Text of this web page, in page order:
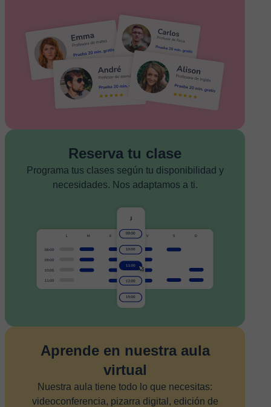
Reserva tu clase
Programa tus clases según tu disponibilidad y
necesidades. Nos adaptamos a ti.
Aprende en nuestra aula
virtual
Nuestra aula tiene todo lo que necesitas:
videoconferencia, pizarra digital, edición de